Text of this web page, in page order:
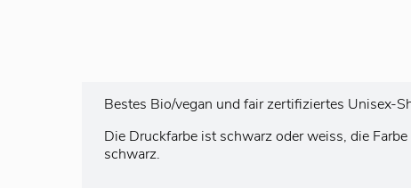
Bestes Bio/vegan und fair zertifiziertes Unisex-
Die Druckfarbe ist schwarz oder weiss, die
schwarz.